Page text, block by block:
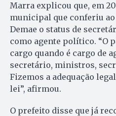
Marra explicou que, em
municipal que conferiu
Demae o status de
como agente político. “O
cargo quando é cargo de
secretário, ministros,
Fizemos a adequação
lei”, afirmou.
O prefeito disse que já